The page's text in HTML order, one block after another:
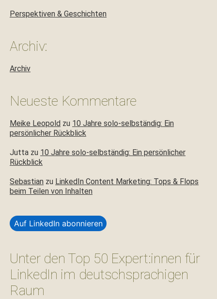
Perspektiven & Geschichten
Archiv:
Archiv
Neueste Kommentare
Meike Leopold zu 10 Jahre solo-selbständig: Ein
persönlicher Rückblick
Jutta zu 10 Jahre solo-selbständig: Ein persönlicher
Rückblick
Sebastian zu LinkedIn Content Marketing: Tops & Flops
beim Teilen von Inhalten
Auf LinkedIn abonnieren
Unter den Top 50 Expert:innen für
LinkedIn im deutschsprachigen
Raum